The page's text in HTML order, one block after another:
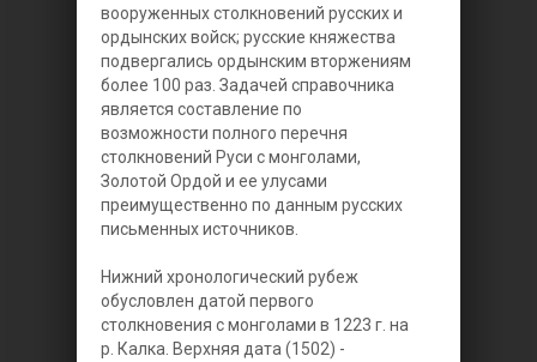
вооруженных столкновений русских и
ордынских войск; русские княжества
подвергались ордынским вторжениям
более 100 раз. Задачей справочника
является составление по
возможности полного перечня
столкновений Руси с монголами,
Золотой Ордой и ее улусами
преимущественно по данным русских
письменных источников.
Нижний хронологический рубеж
обусловлен датой первого
столкновения с монголами в 1223 г. на
р. Калка. Верхняя дата (1502) -